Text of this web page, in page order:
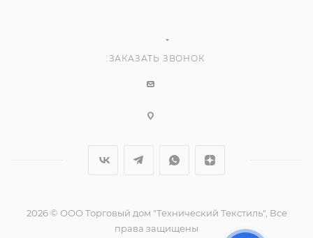
ЗАКАЗАТЬ ЗВОНОК
2026 © ООО Торговый дом "Технический Текстиль", Все
права защищены